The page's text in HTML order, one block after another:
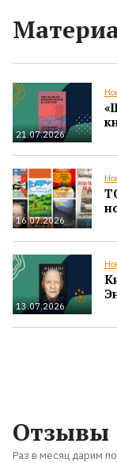
21.07.2026
16.07.2026
13.07.2026
Отзывы
Раз в месяц дарим